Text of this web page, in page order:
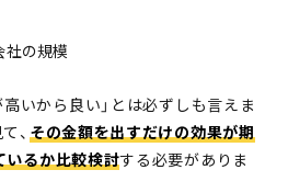
社の規模
高いから良い」とは必ずしも言えま
、 その金額を出すだけの効果が期
いるか比較検討する必要がありま